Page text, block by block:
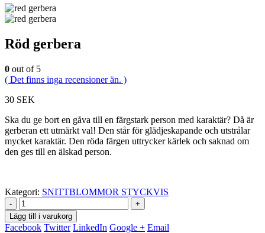
Röd gerbera
0 out of 5
( Det finns inga recensioner än. )
30 SEK
Ska du ge bort en gåva till en färgstark person med karaktär? Då är
gerberan ett utmärkt val! Den står för glädjeskapande och utstrålar
mycket karaktär. Den röda färgen uttrycker kärlek och saknad om
den ges till en älskad person.
Kategori: SNITTBLOMMOR STYCKVIS
-
+
Lägg till i varukorg
Facebook Twitter LinkedIn Google + Email